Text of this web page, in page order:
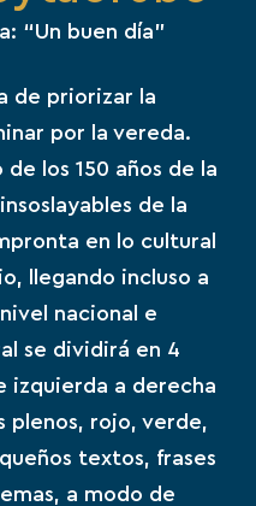
“Un buen día”
de priorizar la
por la vereda.
los 150 años de la
de la
en lo cultural
, llegando incluso a
nacional e
se dividirá en 4
izquierda a derecha
plenos, rojo, verde,
textos, frases
a modo de